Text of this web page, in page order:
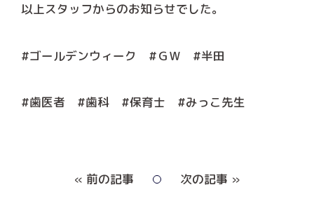
以上スタッフからのお知らせでした。
#ゴールデンウィーク #ＧＷ #半田
#歯医者 #歯科 #保育士 #みっこ先生
« 前の記事 次の記事 »